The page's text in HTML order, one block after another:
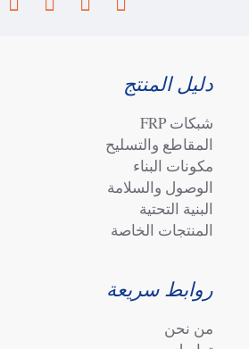
دليل المنتج
شبكات FRP
المقاطع والتسليح
مكونات البناء
الوصول والسلامة
البنية التحتية
المنتجات الخاصة
روابط سريعة
من نحن